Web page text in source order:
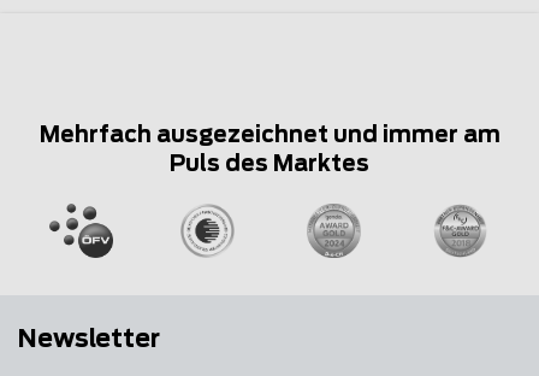
Mehrfach ausgezeichnet und immer am
Puls des Marktes
Newsletter